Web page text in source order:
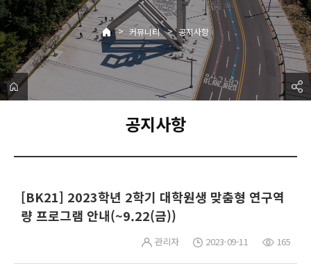
> 커뮤니티 > 공지사항
공지사항
[BK21] 2023학년 2학기 대학원생 맞춤형 연구역
량 프로그램 안내(~9.22(금))
관리자 2023-09-11 165